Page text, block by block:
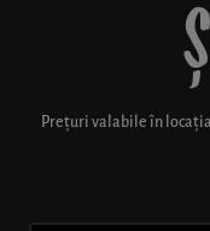
Prețuri valabile în locația